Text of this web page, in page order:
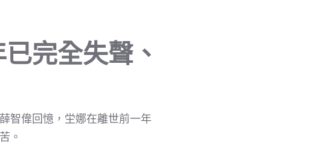
完全失聲、
智偉回憶，坣娜在離世前一年
。